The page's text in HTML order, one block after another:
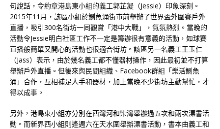
句說話，令約章港島東小組的義工郭芷凝（Jessie）印象深刻。
2015年11月，該區小組於鰂魚涌街市前舉辦了世界盃外圍賽戶外
直播，吸引300名街坊一同觀賞「港中大戰」，氣氛熱烈。當晚的
活動令Jessie明白社區工作不一定是籌辦很有意義的活動，如球賽
直播般簡單又開心的活動也很適合街坊。該區另一名義工王玉仁
（Jass）表示，由於幾名義工都不懂器材操作，因此最初並不打算
舉辦戶外直播。但後來與民間組織、Facebook群組「樂活鰂魚
涌」合作，互相補足人手和器材，加上當晚不少街坊主動幫忙，才
得以成事。
另外，港島東小組亦分別在西灣河和柴灣舉辦過五次和兩次漂書活
動。而新界西小組則逢週六在天水圍舉辦漂書活動，書本由義工和